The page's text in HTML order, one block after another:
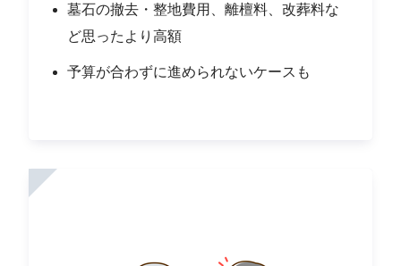
墓石の撤去・整地費用、離檀料、改葬料な
ど思ったより高額
予算が合わずに進められないケースも